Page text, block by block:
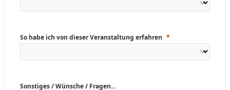
So habe ich von dieser Veranstaltung erfahren
Sonstiges / Wünsche / Fragen...